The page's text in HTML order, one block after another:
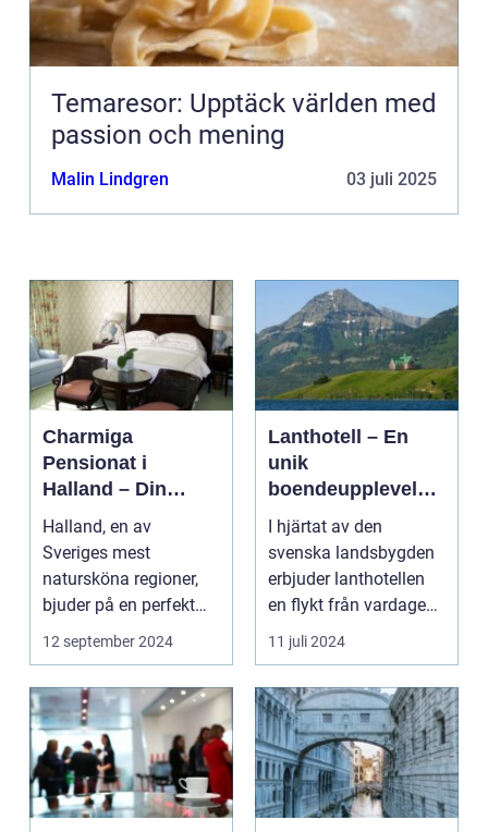
Temaresor: Upptäck världen med
passion och mening
Malin Lindgren 03 juli 2025
Charmiga
Pensionat i
Halland – Din
Guide till Ett
Bekymmersfritt
Getaway
Halland, en av
Sveriges mest
natursköna regioner,
bjuder på en perfekt
kombination av idy...
12 september 2024
Lanthotell – En
unik
boendeupplevelse
i harmoni med
naturen
I hjärtat av den
svenska landsbygden
erbjuder lanthotellen
en flykt från vardagens
hektik...
11 juli 2024